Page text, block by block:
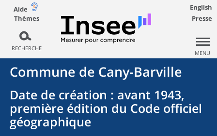
Aide
Thèmes
RECHERCHE
English
Presse
MENU
Commune de Cany-Barville
Date de création : avant 1943,
première édition du Code officiel
géographique